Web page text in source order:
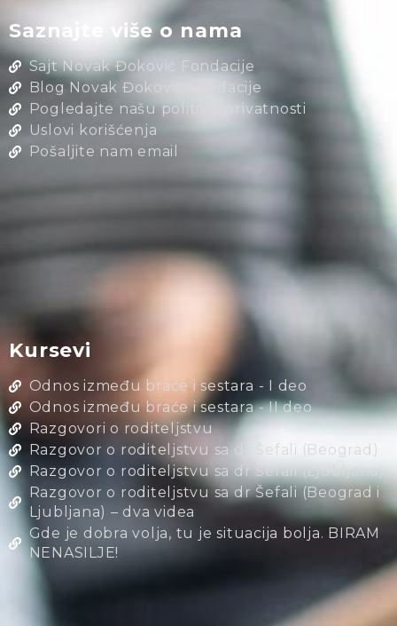
Saznajte više o nama
Sajt Novak Đoković Fondacije
Blog Novak Đoković Fondacije
Pogledajte našu politiku privatnosti
Uslovi korišćenja
Pošaljite nam email
Kursevi
Odnos između braće i sestara - I deo
Odnos između braće i sestara - II deo
Razgovori o roditeljstvu
Razgovor o roditeljstvu sa dr Šefali (Beograd)
Razgovor o roditeljstvu sa dr Šefali (Ljubljana)
Razgovor o roditeljstvu sa dr Šefali (Beograd i
Ljubljana) – dva videa
Gde je dobra volja, tu je situacija bolja. BIRAM
NENASILJE!